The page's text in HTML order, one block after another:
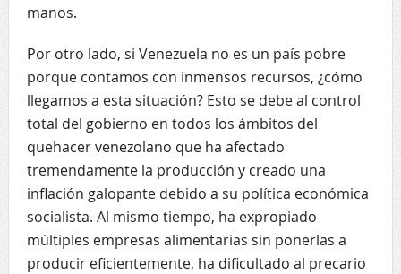
manos.
Por otro lado, si Venezuela no es un país pobre
porque contamos con inmensos recursos, ¿cómo
llegamos a esta situación? Esto se debe al control
total del gobierno en todos los ámbitos del
quehacer venezolano que ha afectado
tremendamente la producción y creado una
inflación galopante debido a su política económica
socialista. Al mismo tiempo, ha expropiado
múltiples empresas alimentarias sin ponerlas a
producir eficientemente, ha dificultado al precario